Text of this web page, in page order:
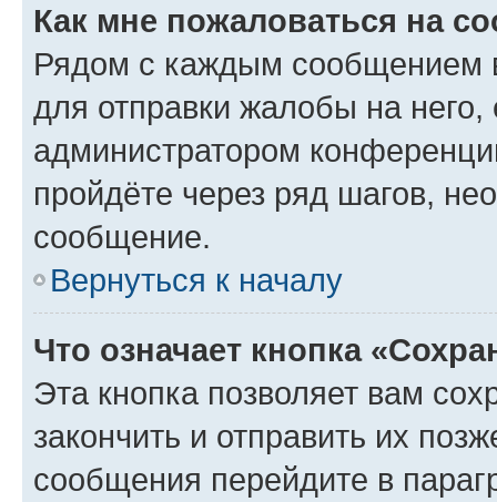
Как мне пожаловаться на
Рядом с каждым сообщением
для отправки жалобы на
администратором
пройдёте через ряд шагов,
сообщение.
Вернуться к началу
Что означает кнопка
Эта кнопка позволяет вам
закончить и отправить их
сообщения перейдите в